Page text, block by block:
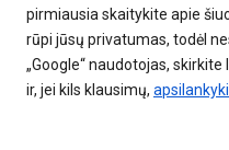
pirmiausia skaitykite apie
rūpi jūsų privatumas, todėl
„Google“ naudotojas,
ir, jei kils klausimų,